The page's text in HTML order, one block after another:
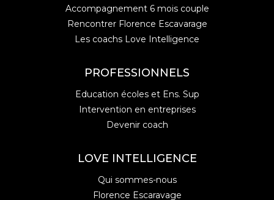
Accompagnement 6 mois couple
Rencontrer Florence Escavarage
Les coachs Love Intelligence
PROFESSIONNELS
Education écoles et Ens. Sup
Intervention en entreprises
Devenir coach
LOVE INTELLIGENCE
Qui sommes-nous
Florence Escaravage